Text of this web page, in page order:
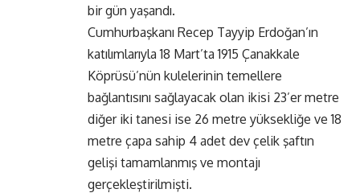
bir gün yaşandı.
Cumhurbaşkanı Recep Tayyip Erdoğan’ın
katılımlarıyla 18 Mart’ta 1915 Çanakkale
Köprüsü’nün kulelerinin temellere
bağlantısını sağlayacak olan ikisi 23’er metre
diğer iki tanesi ise 26 metre yüksekliğe ve 18
metre çapa sahip 4 adet dev çelik şaftın
gelişi tamamlanmış ve montajı
gerçekleştirilmişti.